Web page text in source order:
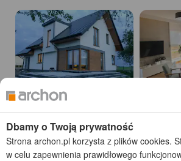
zdjęcie 13 z 37
Dbamy o Twoją prywatność
Strona archon.pl korzysta z plików cookies.
w celu zapewnienia prawidłowego